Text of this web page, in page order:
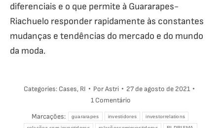
diferenciais e o que permite à Guararapes-
Riachuelo responder rapidamente às constantes
mudanças e tendências do mercado e do mundo
da moda.
Categories: Cases, RI PorAstri
27 de agosto de 2021
1 Comentário
Marcações:
guararapes investidores investorrelations